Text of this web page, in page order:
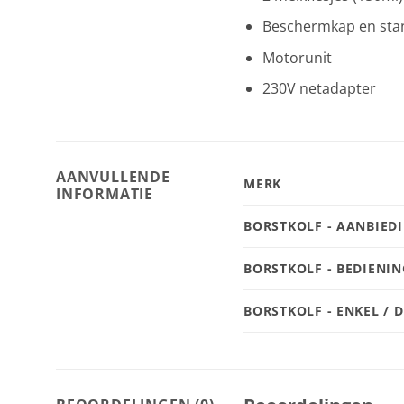
Beschermkap en
Motorunit
230V netadapter
AANVULLENDE
INFORMATIE
MERK
BORSTKOLF -
BORSTKOLF -
BORSTKOLF - ENKEL /